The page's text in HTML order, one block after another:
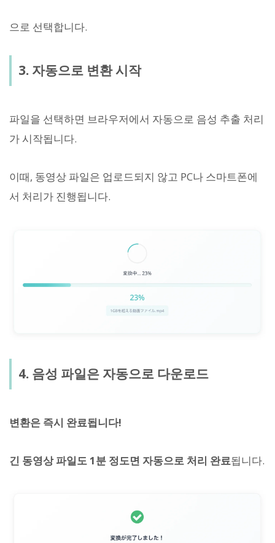
으로 선택합니다.
3. 자동으로 변환 시작
파일을 선택하면 브라우저에서 자동으로 음성 추출 처리
가 시작됩니다.
이때, 동영상 파일은 업로드되지 않고 PC나 스마트폰에
서 처리가 진행됩니다.
4. 음성 파일은 자동으로 다운로드
변환은 즉시 완료됩니다!
긴 동영상 파일도 1분 정도면 자동으로 처리 완료됩니다.